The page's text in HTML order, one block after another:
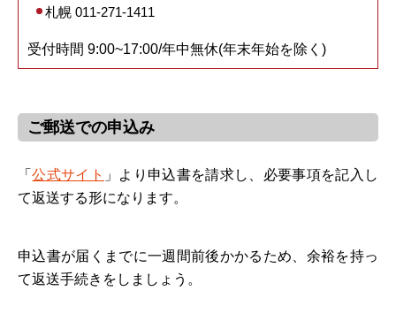
札幌 011-271-1411
受付時間 9:00~17:00/年中無休(年末年始を除く)
ご郵送での申込み
「公式サイト 」より申込書を請求し、必要事項を記入し
て返送する形になります。
申込書が届くまでに一週間前後かかるため、余裕を持っ
て返送手続きをしましょう。